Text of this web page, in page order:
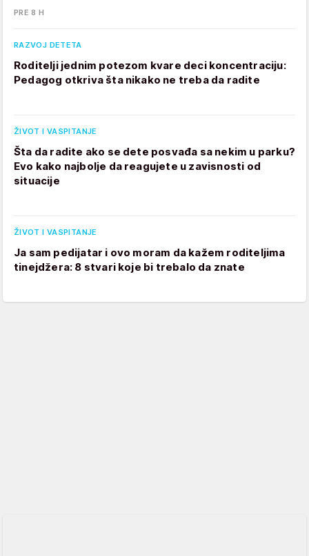
PRE 8 H
RAZVOJ DETETA
Roditelji jednim potezom kvare deci koncentraciju:
Pedagog otkriva šta nikako ne treba da radite
ŽIVOT I VASPITANJE
Šta da radite ako se dete posvađa sa nekim u parku?
Evo kako najbolje da reagujete u zavisnosti od
situacije
ŽIVOT I VASPITANJE
Ja sam pedijatar i ovo moram da kažem roditeljima
tinejdžera: 8 stvari koje bi trebalo da znate